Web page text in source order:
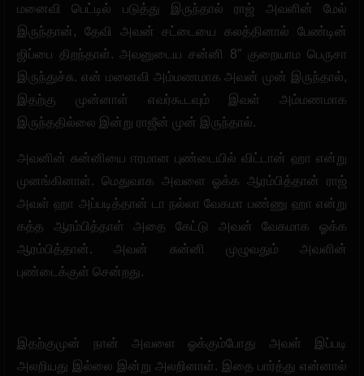
மனைவி பெட்டில் படுத்து இருந்தால் ராஜ் அவளின் மேல்
இருந்தான், தேவி அவன் சட்டையை கலத்தினால் பேண்டின்
ஜிப்பை திறந்தாள். அவனுடைய சன்னி 8″ குறையாம பெருசா
இருந்துச்சு. என் மனைவி அம்மணமாக அவன் முன் இருந்தால்,
இதற்கு முன்னாள் எவர்கூடவும் இவள் அம்மணமாக
இருந்ததில்லை இன்று ராஜீன் முன் இருந்தால்.
அவனின் சுன்னியை ஈரமான புண்டையில் விட்டான் ஹா என்று
முனங்கினாள். மெதுவாக அவளை ஓக்க ஆரம்பித்தான் ராஜ்
அவள் ஹா அப்படித்தான் டா நல்லா வேகமா பண்ணு ஹா என்று
கத்த ஆரம்பித்தாள் அதை கேட்டு அவன் வேகமாக ஓக்க
ஆரம்பித்தான். அவன் சுன்னி முழுவதும் அவளின்
புண்டைக்குள் சென்றது.
இதற்குமுன் நான் அவளை ஓக்கும்போது அவள் இப்படி
அலறியது இல்லை இன்று அலறினாள். இதை பார்த்து என்னால்